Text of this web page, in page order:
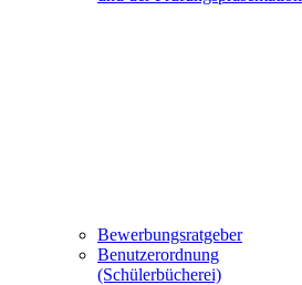
Bewerbungsratgeber
Benutzerordnung
(Schülerbücherei)